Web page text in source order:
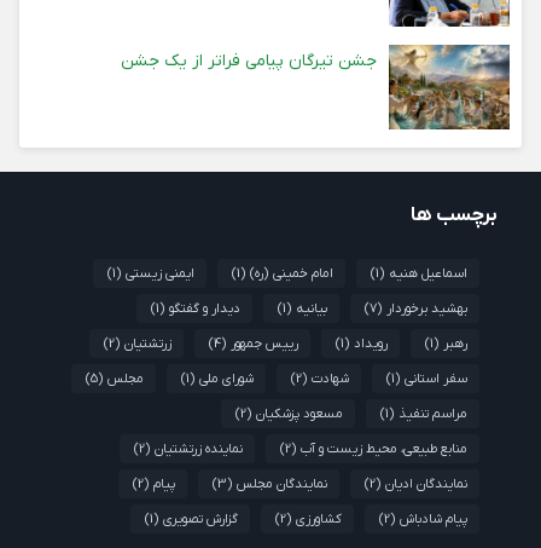
جشن تیرگان پیامی فراتر از یک جشن
برچسب ها
اسماعیل هنیه (1) امام خمینی (ره) (1) ایمنی زیستی (1)
بهشید برخوردار (7) بیانیه (1) دیدار و گفتگو (1)
رهبر (1) رویداد (1) رییس جمهور (4) زرتشتیان (2)
سفر استانی (1) شهادت (2) شورای ملی (1) مجلس (5)
مراسم تنفیذ (1) مسعود پزشکیان (2)
منابع طبیعی، محیط زیست و آب (2) نماینده زرتشتیان (2)
نمایندگان ادیان (2) نمایندگان مجلس (3) پیام (2)
پیام شادباش (2) کشاورزی (2) گزارش تصویری (1)